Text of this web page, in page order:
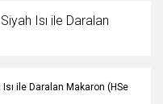
Isı ile Daralan